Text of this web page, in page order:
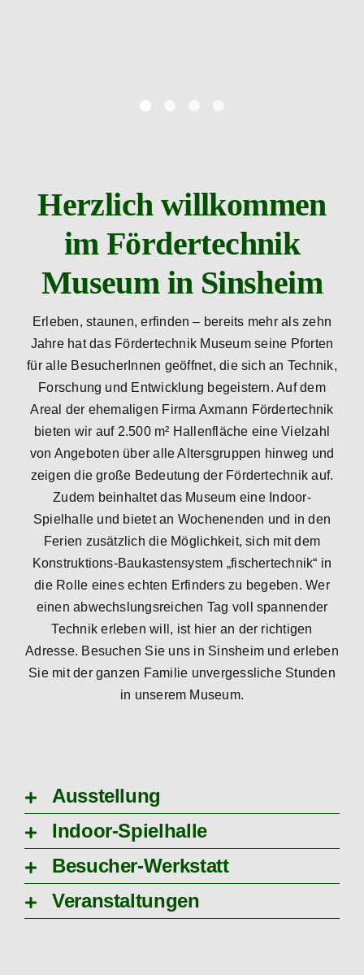
Herzlich willkommen
im Fördertechnik
Museum in Sinsheim
Erleben, staunen, erfinden – bereits mehr als zehn
Jahre hat das Fördertechnik Museum seine Pforten
für alle BesucherInnen geöffnet, die sich an Technik,
Forschung und Entwicklung begeistern. Auf dem
Areal der ehemaligen Firma Axmann Fördertechnik
bieten wir auf 2.500 m² Hallenfläche eine Vielzahl
von Angeboten über alle Altersgruppen hinweg und
zeigen die große Bedeutung der Fördertechnik auf.
Zudem beinhaltet das Museum eine Indoor-
Spielhalle und bietet an Wochenenden und in den
Ferien zusätzlich die Möglichkeit, sich mit dem
Konstruktions-Baukastensystem „fischertechnik“ in
die Rolle eines echten Erfinders zu begeben. Wer
einen abwechslungsreichen Tag voll spannender
Technik erleben will, ist hier an der richtigen
Adresse. Besuchen Sie uns in Sinsheim und erleben
Sie mit der ganzen Familie unvergessliche Stunden
in unserem Museum.
Ausstellung
Indoor-Spielhalle
Besucher-Werkstatt
Veranstaltungen